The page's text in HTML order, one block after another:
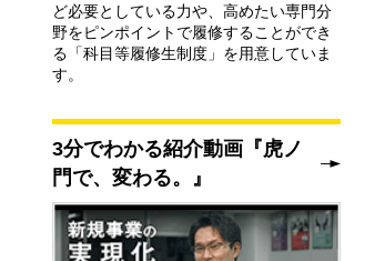
ど必要としている力や、高めたい専門分
野をピンポイントで履修することができ
る「科目等履修生制度」を用意していま
す。
3分でわかる紹介動画『虎ノ
門で、変わる。』